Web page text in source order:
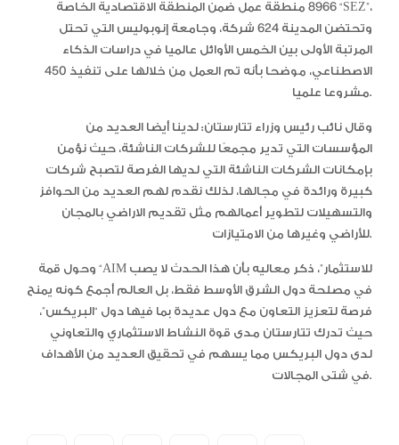
8966 منطقة عمل ضمن المنطقة الاقتصادية الخاصة “SEZ”،
وتحتضن المدينة 624 شركة، وجامعة إنوبوليس التي تحتل
المرتبة الأولى بين الخمس الأوائل عالميا في دراسات الذكاء
الاصطناعي، موضحا بأنه تم العمل من خلالها على تنفيذ 450
مشروعا علميا.
وقال نائب رئيس وزراء تتارستان: لدينا أيضا العديد من
المؤسسات التي تدير مجمعًا للشركات الناشئة، حيث نؤمن
بإمكانات الشركات الناشئة التي لديها الفرصة لتصبح شركات
كبيرة ورائدة في مجالها، لذلك نقدم لهم العديد من الحوافز
والتسهيلات لتطوير أعمالهم مثل تقديم الاراضي بالمجان
للأراضي وغيرها من الامتيازات.
وحول قمة “AIM للاستثمار”، ذكر معاليه بأن هذا الحدث لا يصب
في مصلحة دول الشرق الأوسط فقط، بل العالم أجمع كونه يمنح
فرصة لتعزيز التعاون مع دول عديدة بما فيها دول “البريكس”،
حيث تدرك تتارستان مدى قوة النشاط الاستثماري والتعاوني
لدى دول البريكس مما يسهم في تحقيق العديد من الأهداف
في شتى المجالات.